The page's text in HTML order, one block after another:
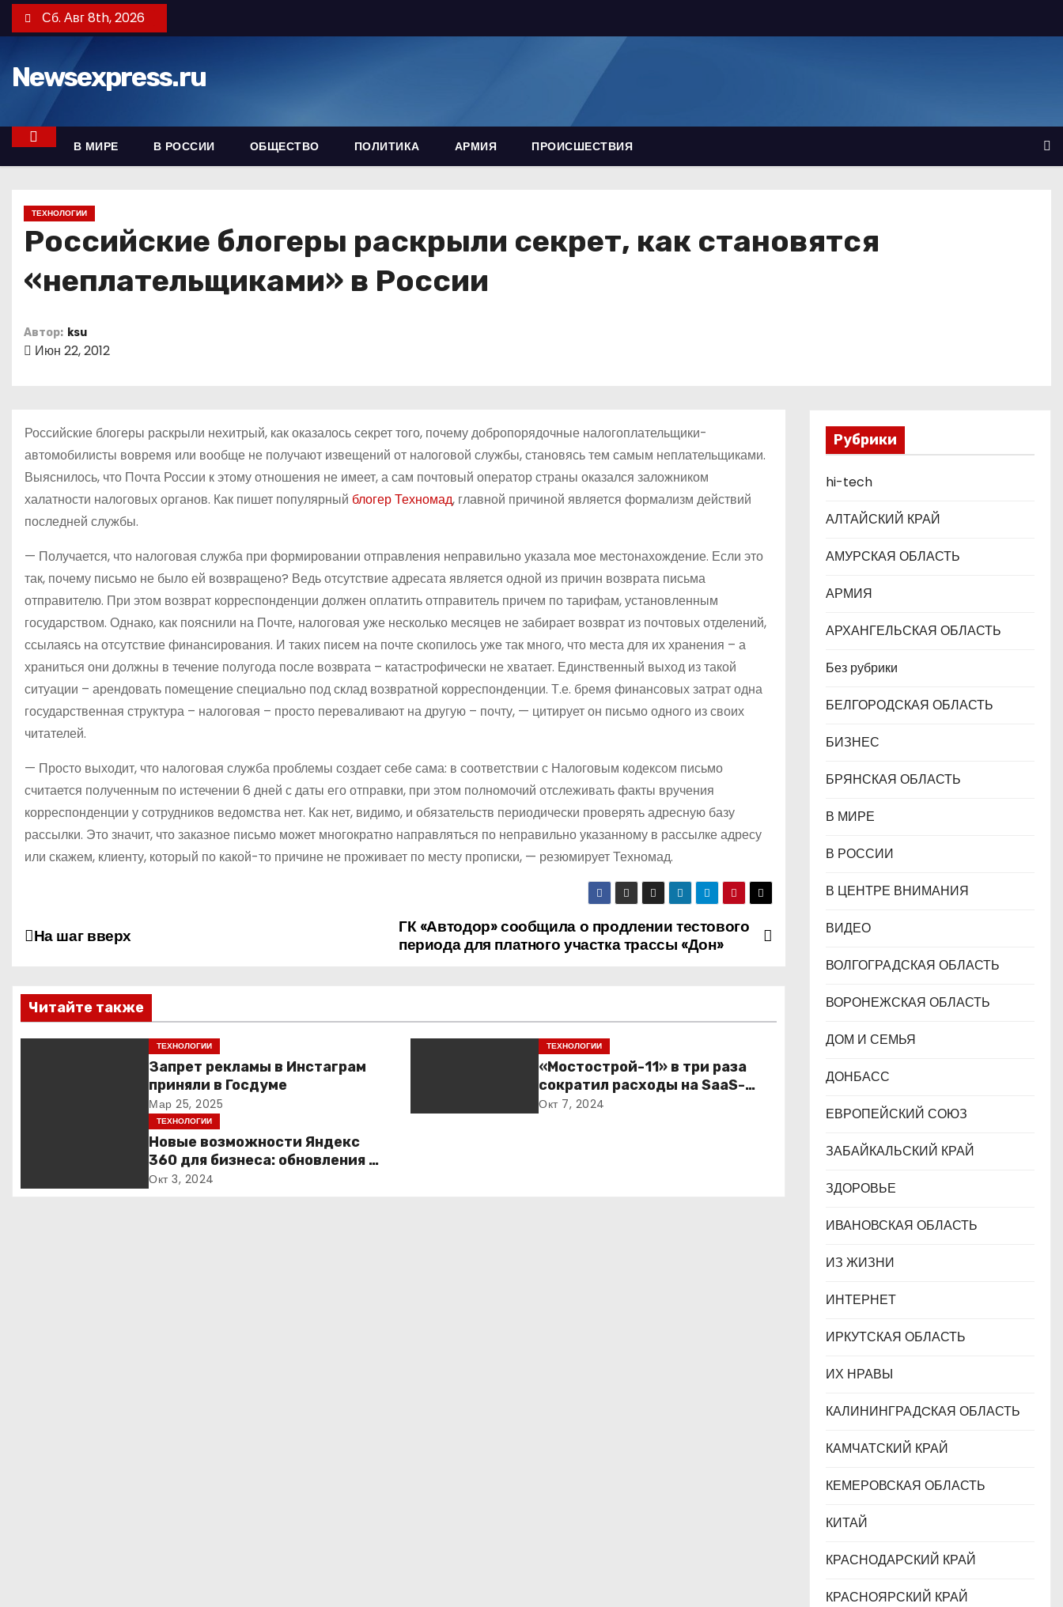
е
к
Сб. Авг 8th, 2026
Newsexpress.ru
В МИРЕ В РОССИИ ОБЩЕСТВО ПОЛИТИКА АРМИЯ ПРОИСШЕСТВИЯ
ТЕХНОЛОГИИ
Российские блогеры раскрыли секрет, как становятся
«неплательщиками» в России
Автор: ksu
Июн 22, 2012
Российские блогеры раскрыли нехитрый, как оказалось секрет того, почему добропорядочные налогоплательщики-
автомобилисты вовремя или вообще не получают извещений от налоговой службы, становясь тем самым неплательщиками.
Выяснилось, что Почта России к этому отношения не имеет, а сам почтовый оператор страны оказался заложником
халатности налоговых органов. Как пишет популярный блогер Техномад, главной причиной является формализм действий
последней службы.
— Получается, что налоговая служба при формировании отправления неправильно указала мое местонахождение. Если это
так, почему письмо не было ей возвращено? Ведь отсутствие адресата является одной из причин возврата письма
отправителю. При этом возврат корреспонденции должен оплатить отправитель причем по тарифам, установленным
государством. Однако, как пояснили на Почте, налоговая уже несколько месяцев не забирает возврат из почтовых отделений,
ссылаясь на отсутствие финансирования. И таких писем на почте скопилось уже так много, что места для их хранения – а
храниться они должны в течение полугода после возврата – катастрофически не хватает. Единственный выход из такой
ситуации – арендовать помещение специально под склад возвратной корреспонденции. Т.е. бремя финансовых затрат одна
государственная структура – налоговая – просто переваливают на другую – почту, — цитирует он письмо одного из своих
читателей.
— Просто выходит, что налоговая служба проблемы создает себе сама: в соответствии с Налоговым кодексом письмо
считается полученным по истечении 6 дней с даты его отправки, при этом полномочий отслеживать факты вручения
корреспонденции у сотрудников ведомства нет. Как нет, видимо, и обязательств периодически проверять адресную базу
рассылки. Это значит, что заказное письмо может многократно направляться по неправильно указанному в рассылке адресу
или скажем, клиенту, который по какой-то причине не проживает по месту прописки, — резюмирует Техномад.
Н
в
и
я
ГК «Автодор» сообщила о продлении тестового
периода для платного участка трассы «Дон»
На шаг вверх
Читайте также
ТЕХНОЛОГИИ
Запрет рекламы в Инстаграм
приняли в Госдуме
Мар 25, 2025
ТЕХНОЛОГИИ
«Мостострой-11» в три раза
сократил расходы на SaaS-
сервисы благодаря переходу
Окт 7, 2024
ТЕХНОЛОГИИ
Новые возможности Яндекс
360 для бизнеса: обновления и
функции продукта
Окт 3, 2024
Рубрики
hi-tech
АЛТАЙСКИЙ КРАЙ
АМУРСКАЯ ОБЛАСТЬ
АРМИЯ
АРХАНГЕЛЬСКАЯ ОБЛАСТЬ
Без рубрики
БЕЛГОРОДСКАЯ ОБЛАСТЬ
БИЗНЕС
БРЯНСКАЯ ОБЛАСТЬ
В МИРЕ
В РОССИИ
В ЦЕНТРЕ ВНИМАНИЯ
ВИДЕО
ВОЛГОГРАДСКАЯ ОБЛАСТЬ
ВОРОНЕЖСКАЯ ОБЛАСТЬ
ДОМ И СЕМЬЯ
ДОНБАСС
ЕВРОПЕЙСКИЙ СОЮЗ
ЗАБАЙКАЛЬСКИЙ КРАЙ
ЗДОРОВЬЕ
ИВАНОВСКАЯ ОБЛАСТЬ
ИЗ ЖИЗНИ
ИНТЕРНЕТ
ИРКУТСКАЯ ОБЛАСТЬ
ИХ НРАВЫ
КАЛИНИНГРАДCКАЯ ОБЛАСТЬ
КАМЧАТСКИЙ КРАЙ
КЕМЕРОВСКАЯ ОБЛАСТЬ
КИТАЙ
КРАСНОДАРСКИЙ КРАЙ
КРАСНОЯРСКИЙ КРАЙ